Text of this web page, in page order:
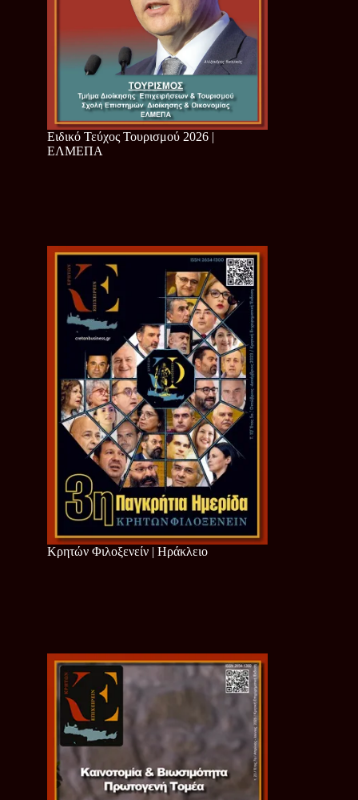
Ειδικό Τεύχος Τουρισμού 2026 |
ΕΛΜΕΠΑ
Κρητών Φιλοξενείν | Ηράκλειο